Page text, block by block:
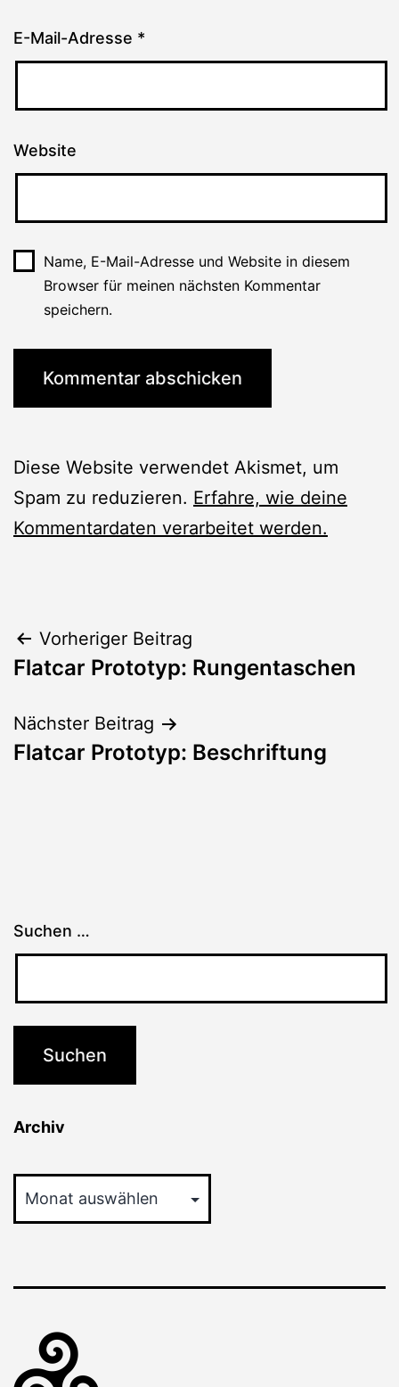
E-Mail-Adresse *
Website
Name, E-Mail-Adresse und Website in diesem
Browser für meinen nächsten Kommentar
speichern.
Diese Website verwendet Akismet, um
Spam zu reduzieren. Erfahre, wie deine
Kommentardaten verarbeitet werden.
Beitragsnavigation
Vorheriger Beitrag
Flatcar Prototyp: Rungentaschen
Nächster Beitrag
Flatcar Prototyp: Beschriftung
Suchen …
Archiv